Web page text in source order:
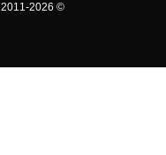
2011-2026 ©